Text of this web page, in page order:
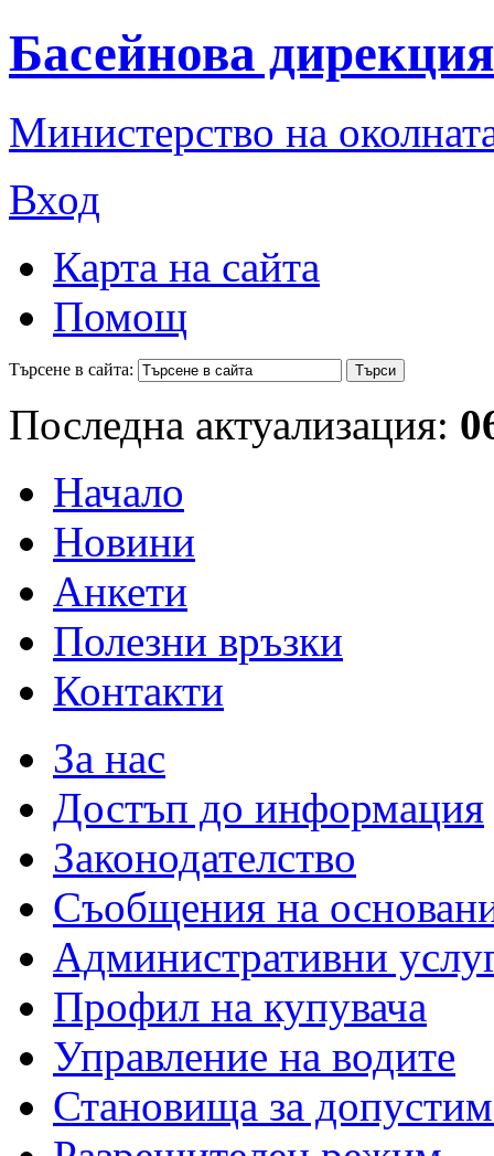
Басейнова
Министерство на
Вход
Карта на сайта
Помощ
Търсене в сайта:
Последна актуализация:
Начало
Новини
Анкети
Полезни връзки
Контакти
За нас
Достъп до информация
Законодателство
Съобщения на
Административни
Профил на купувача
Управление на водите
Становища за